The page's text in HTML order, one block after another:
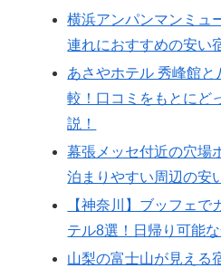
横浜アンパンマンミュ
連れにおすすめの安い
あさやホテル 秀峰館
較！口コミをもとにど
説！
幕張メッセ付近の穴場
泊まりやすい周辺の安
【神奈川】ブッフェ
テル8選！日帰り可能
山梨の富士山が見える